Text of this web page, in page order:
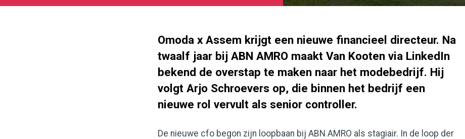
08-
Omoda x Assem krijgt een nieuwe financieel directeur. Na
twaalf jaar bij ABN AMRO maakt Van Kooten via LinkedIn
bekend de overstap te maken naar het modebedrijf. Hij
volgt Arjo Schroevers op, die binnen het bedrijf een
nieuwe rol vervult als senior controller.
De nieuwe cfo begon zijn loopbaan bij ABN AMRO als stagiair. In de loop der